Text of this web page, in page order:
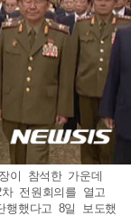
이 참석한 가운데
전원회의를 열고
했다고 8일 보도했